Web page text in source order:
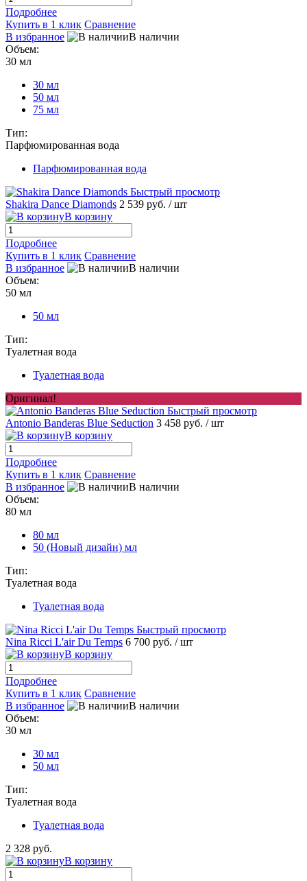
Подробнее
Купить в 1 клик Сравнение
В избранное
В наличии
Объем:
30 мл
30 мл
50 мл
75 мл
Тип:
Парфюмированная вода
Парфюмированная вода
Быстрый просмотр
Shakira Dance Diamonds 2 539 руб. / шт
В корзину
Подробнее
Купить в 1 клик Сравнение
В избранное
В наличии
Объем:
50 мл
50 мл
Тип:
Туалетная вода
Туалетная вода
Оригинал!
Быстрый просмотр
Antonio Banderas Blue Seduction 3 458 руб. / шт
В корзину
Подробнее
Купить в 1 клик Сравнение
В избранное
В наличии
Объем:
80 мл
80 мл
50 (Новый дизайн) мл
Тип:
Туалетная вода
Туалетная вода
Быстрый просмотр
Nina Ricci L'air Du Temps 6 700 руб. / шт
В корзину
Подробнее
Купить в 1 клик Сравнение
В избранное
В наличии
Объем:
30 мл
30 мл
50 мл
Тип:
Туалетная вода
Туалетная вода
2 328 руб.
В корзину